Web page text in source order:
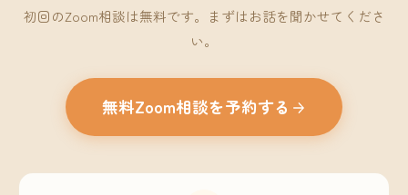
初回のZoom相談は無料です。まずはお話を聞かせてくださ
い。
無料Zoom相談を予約する